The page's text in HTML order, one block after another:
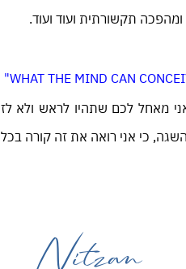
תקשורתית ועוד ועוד.
כי אני רואה את זה קורה בכל